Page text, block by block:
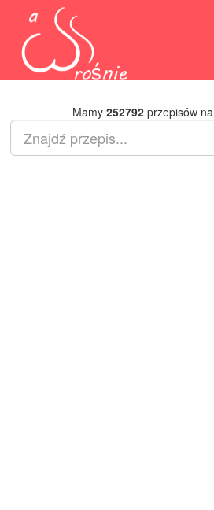
Mamy 252792przepisów na